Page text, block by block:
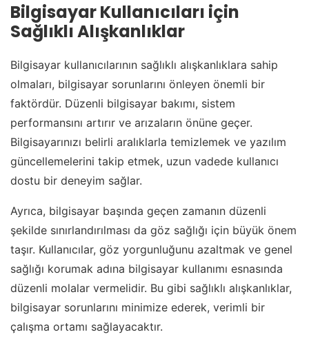
Bilgisayar Kullanıcıları için
Sağlıklı Alışkanlıklar
Bilgisayar kullanıcılarının sağlıklı alışkanlıklara sahip
olmaları, bilgisayar sorunlarını önleyen önemli bir
faktördür. Düzenli bilgisayar bakımı, sistem
performansını artırır ve arızaların önüne geçer.
Bilgisayarınızı belirli aralıklarla temizlemek ve yazılım
güncellemelerini takip etmek, uzun vadede kullanıcı
dostu bir deneyim sağlar.
Ayrıca, bilgisayar başında geçen zamanın düzenli
şekilde sınırlandırılması da göz sağlığı için büyük önem
taşır. Kullanıcılar, göz yorgunluğunu azaltmak ve genel
sağlığı korumak adına bilgisayar kullanımı esnasında
düzenli molalar vermelidir. Bu gibi sağlıklı alışkanlıklar,
bilgisayar sorunlarını minimize ederek, verimli bir
çalışma ortamı sağlayacaktır.